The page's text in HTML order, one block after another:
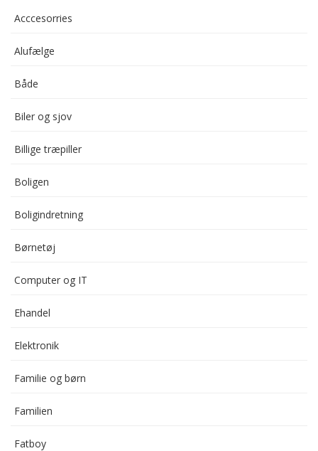
Acccesorries
Alufælge
Både
Biler og sjov
Billige træpiller
Boligen
Boligindretning
Børnetøj
Computer og IT
Ehandel
Elektronik
Familie og børn
Familien
Fatboy